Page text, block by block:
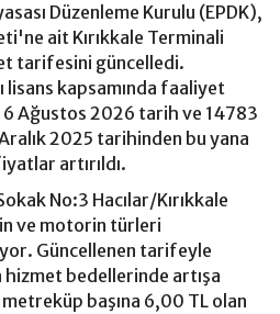
Düzenleme Kurulu (EPDK),
ait Kırıkkale Terminali
tarifesini güncelledi.
lisans kapsamında faaliyet
6 Ağustos 2026 tarih ve 14783
2025 tarihinden bu yana
artırıldı.
No:3 Hacılar/Kırıkkale
ve motorin türleri
Güncellenen tarifeyle
bedellerinde artışa
başına 6,00 TL olan